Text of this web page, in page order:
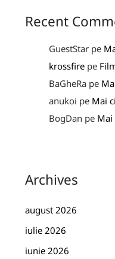
Recent
GuestStar pe
krossfire pe
BaGheRa pe
anukoi pe Mai
BogDan pe Mai
Archives
august 2026
iulie 2026
iunie 2026